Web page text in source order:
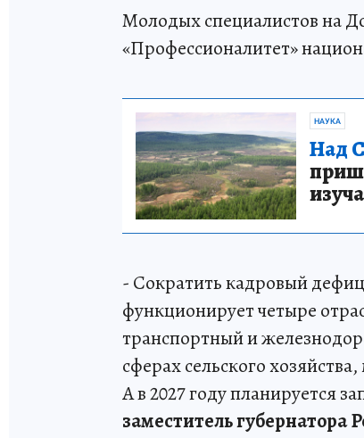
Молодых специалистов на
«Профессионалитет»
НАУКА
Над
- Сократить кадровый
функционирует четыре
транспортный и
сферах сельского
А в 2027 году планируется
заместитель губернатора